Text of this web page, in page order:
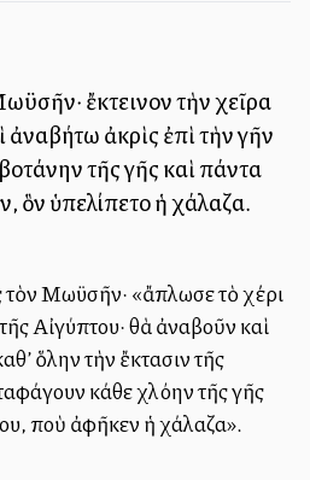
ἔκτεινον τὴν χεῖρα
ἀναβήτω ἀκρὶς ἐπὶ τὴν γῆν
τῆς γῆς καὶ πάντα
ὃν ὑπελίπετο ἡ χάλαζα.
τὸν Μωϋσῆν· «ἄπλωσε τὸ χέρι
Αἰγύπτου· θὰ ἀναβοῦν καὶ
ὅλην τὴν ἔκτασιν τῆς
κάθε χλόην τῆς γῆς
ποὺ ἀφῆκεν ἡ χάλαζα».